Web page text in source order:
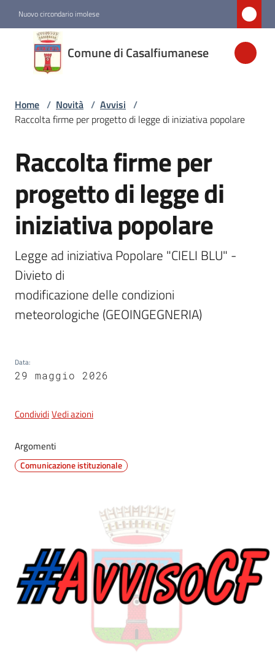
Nuovo circondario imolese
Comune di Casalfiumanese
Comune di
Casalfiumanese
Amministrazione
Menu selezionato
Servizi
Vivere
5x1000
on-
line
Tutti
argomenti
Home / Novità / Avvisi /
Raccolta firme per progetto di legge di iniziativa popolare
Salta al contenuto
Raccolta firme per
progetto di legge di
iniziativa popolare
Legge ad iniziativa Popolare "CIELI BLU" -
Divieto di
modificazione delle condizioni
meteorologiche (GEOINGEGNERIA)
Data:
29 maggio 2026
CondividiVedi azioni
Argomenti
Comunicazione istituzionale